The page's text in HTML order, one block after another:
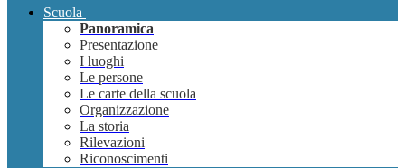
Scuola
Panoramica
Presentazione
I luoghi
Le persone
Le carte della scuola
Organizzazione
La storia
Rilevazioni
Riconoscimenti